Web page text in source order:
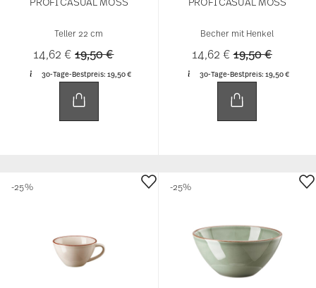
Teller 22 cm
14,62 €Price reduced from
19,50 €to
30-Tage-Bestpreis: 19,50 €
Becher mit Henkel
14,62 €Price reduced
19,50 €to
30-Tage-Bestpreis:19,50 €
-25% -25%